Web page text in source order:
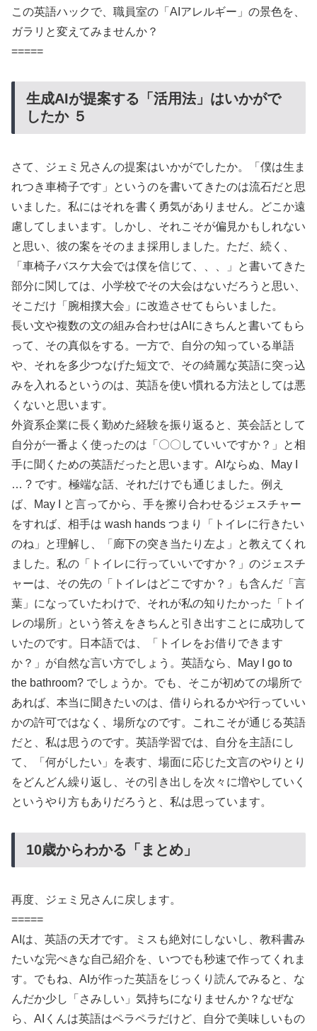
この英語ハックで、職員室の「AIアレルギー」の景色を、
ガラリと変えてみませんか？
=====
生成AIが提案する「活用法」はいかがで
したか ５
さて、ジェミ兄さんの提案はいかがでしたか。「僕は生ま
れつき車椅子です」というのを書いてきたのは流石だと思
いました。私にはそれを書く勇気がありません。どこか遠
慮してしまいます。しかし、それこそが偏見かもしれない
と思い、彼の案をそのまま採用しました。ただ、続く、
「車椅子バスケ大会では僕を信じて、、、」と書いてきた
部分に関しては、小学校でその大会はないだろうと思い、
そこだけ「腕相撲大会」に改造させてもらいました。
長い文や複数の文の組み合わせはAIにきちんと書いてもら
って、その真似をする。一方で、自分の知っている単語
や、それを多少つなげた短文で、その綺麗な英語に突っ込
みを入れるというのは、英語を使い慣れる方法としては悪
くないと思います。
外資系企業に長く勤めた経験を振り返ると、英会話として
自分が一番よく使ったのは「〇〇していいですか？」と相
手に聞くための英語だったと思います。AIならぬ、May I
… ? です。極端な話、それだけでも通じました。例え
ば、May I と言ってから、手を擦り合わせるジェスチャー
をすれば、相手は wash hands つまり「トイレに行きたい
のね」と理解し、「廊下の突き当たり左よ」と教えてくれ
ました。私の「トイレに行っていいですか？」のジェスチ
ャーは、その先の「トイレはどこですか？」も含んだ「言
葉」になっていたわけで、それが私の知りたかった「トイ
レの場所」という答えをきちんと引き出すことに成功して
いたのです。日本語では、「トイレをお借りできます
か？」が自然な言い方でしょう。英語なら、May I go to
the bathroom? でしょうか。でも、そこが初めての場所で
あれば、本当に聞きたいのは、借りられるかや行っていい
かの許可ではなく、場所なのです。これこそが通じる英語
だと、私は思うのです。英語学習では、自分を主語にし
て、「何がしたい」を表す、場面に応じた文言のやりとり
をどんどん繰り返し、その引き出しを次々に増やしていく
というやり方もありだろうと、私は思っています。
10歳からわかる「まとめ」
再度、ジェミ兄さんに戻します。
=====
AIは、英語の天才です。ミスも絶対にしないし、教科書み
たいな完ぺきな自己紹介を、いつでも秒速で作ってくれま
す。でもね、AIが作った英語をじっくり読んでみると、な
んだか少し「さみしい」気持ちになりませんか？なぜな
ら、AIくんは英語はペラペラだけど、自分で美味しいもの